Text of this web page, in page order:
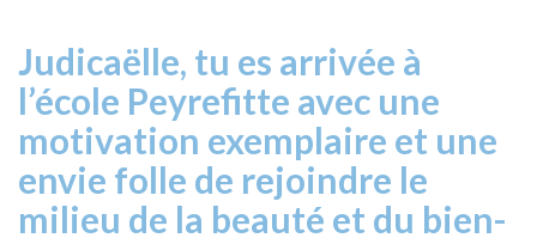
Judicaëlle, tu es arrivée à
l’école Peyrefitte avec une
motivation exemplaire et une
envie folle de rejoindre le
milieu de la beauté et du bien-